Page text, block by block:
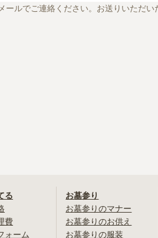
解説！
解説
調布市
足立区
ールでご連絡ください。お送りいただい
る
費
ォーム
お墓参り
お墓参りのマナー
お墓参りのお供え
お墓参りの服装